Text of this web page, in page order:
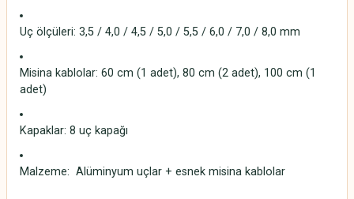
Uç ölçüleri: 3,5 / 4,0 / 4,5 / 5,0 / 5,5 / 6,0 / 7,0 / 8,0 mm
Misina kablolar: 60 cm (1 adet), 80 cm (2 adet), 100 cm (1
adet)
Kapaklar: 8 uç kapağı
Malzeme: Alüminyum uçlar + esnek misina kablolar